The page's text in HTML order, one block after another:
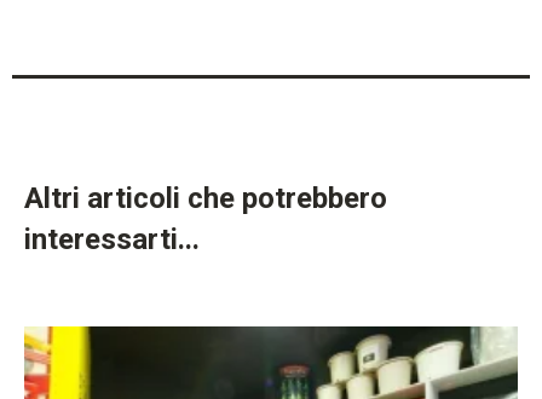
Altri articoli che potrebbero
interessarti...